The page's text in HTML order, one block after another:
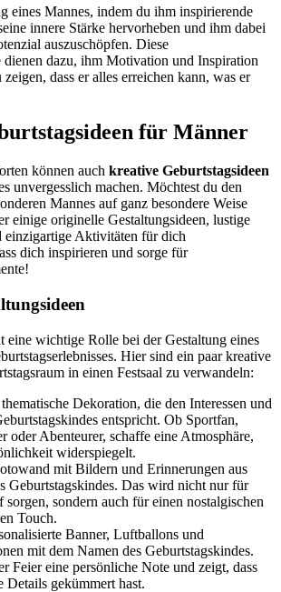
eines Mannes, indem du ihm inspirierende
innere Stärke hervorheben und ihm dabei
auszuschöpfen. Diese
dienen dazu, ihm Motivation und Inspiration
dass er alles erreichen kann, was er
für Männer
können auch kreative Geburtstagsideen
unvergesslich machen. Möchtest du den
Mannes auf ganz besondere Weise
einige originelle Gestaltungsideen, lustige
einzigartige Aktivitäten für dich
dich inspirieren und sorge für
eine wichtige Rolle bei der Gestaltung eines
Hier sind ein paar kreative
in einen Festsaal zu verwandeln:
Dekoration, die den Interessen und
entspricht. Ob Sportfan,
oder Abenteurer, schaffe eine Atmosphäre,
widerspiegelt.
mit Bildern und Erinnerungen aus
Geburtstagskindes. Das wird nicht nur für
sorgen, sondern auch für einen nostalgischen
Touch.
Banner, Luftballons und
mit dem Namen des Geburtstagskindes.
Feier eine persönliche Note und zeigt, dass
Details gekümmert hast.